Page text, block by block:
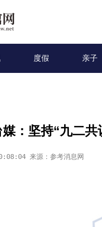
度假 亲子
媒：坚持“九二
来源：参考消息网